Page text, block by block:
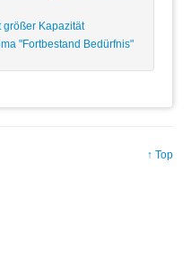
größer Kapazität
"Fortbestand Bedürfnis"
↑ Top